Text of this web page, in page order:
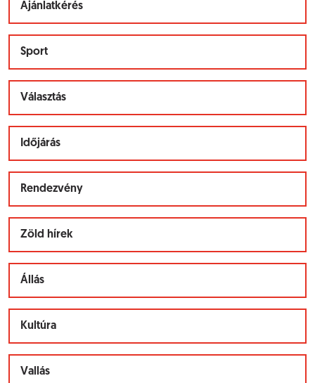
Ajánlatkérés
Sport
Választás
Időjárás
Rendezvény
Zöld hírek
Állás
Kultúra
Vallás